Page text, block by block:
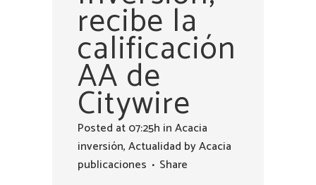
recibe la
calificación
AA de
Citywire
Posted at 07:25h inAcacia
inversión,Actualidad byAcacia
publicaciones
Share